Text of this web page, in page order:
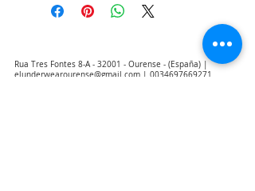
Rua Tres Fontes 8-A - 32001 - Ourense - (España) |
elunderwearourense@gmail.com | 0034697669271